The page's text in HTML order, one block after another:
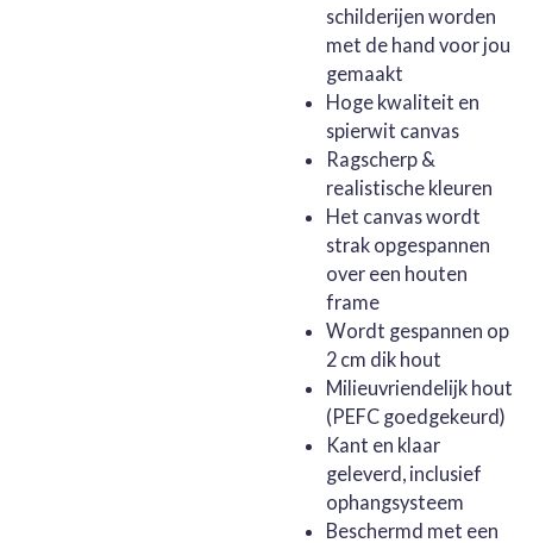
schilderijen worden
met de hand voor jou
gemaakt
Hoge kwaliteit en
spierwit canvas
Ragscherp &
realistische kleuren
Het canvas wordt
strak opgespannen
over een houten
frame
Wordt gespannen op
2 cm dik hout
Milieuvriendelijk hout
(PEFC goedgekeurd)
Kant en klaar
geleverd, inclusief
ophangsysteem
Beschermd met een